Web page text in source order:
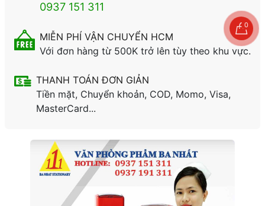
0937 151 311
MIỄN PHÍ VẬN CHUYỂN HCM
Với đơn hàng từ 500K trở lên tùy theo khu vực.
THANH TOÁN ĐƠN GIẢN
Tiền mặt, Chuyển khoản, COD, Momo, Visa,
MasterCard...
0